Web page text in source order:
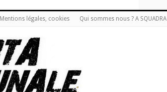
Mentions légales, cookies Qui sommes nous ? A SQUADRA